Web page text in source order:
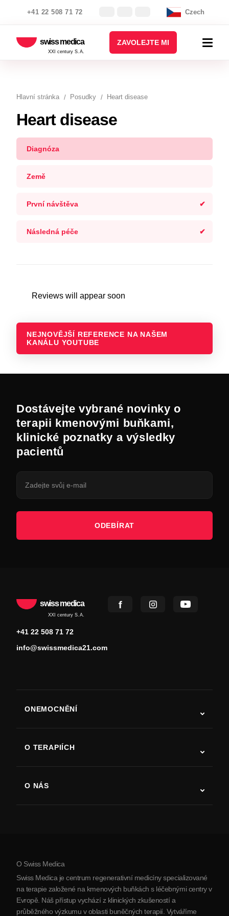
+41 22 508 71 72 Czech
swiss medica
XXI century S.A.
ZAVOLEJTE MI
Hlavní stránka Posudky Heart disease
Heart disease
Diagnóza
Země
První návštěva
Následná péče
Reviews will appear soon
NEJNOVĚJŠÍ REFERENCE NA NAŠEM
KANÁLU YOUTUBE
Dostávejte vybrané novinky o
terapii kmenovými buňkami,
klinické poznatky a výsledky
pacientů
ODEBÍRAT
swiss medica
XXI century S.A.
+41 22 508 71 72
info@swissmedica21.com
ONEMOCNĚNÍ
Parkinsonova choroba
Artritida
O TERAPIÍCH
O NÁS
O Srbsku
Partnerství
O Swiss Medica
Swiss Medica je centrum regenerativní medicíny specializované
na terapie založené na kmenových buňkách s léčebnými centry v
Evropě. Náš přístup vychází z klinických zkušeností a
průběžného výzkumu v oblasti buněčných terapií. Vytváříme